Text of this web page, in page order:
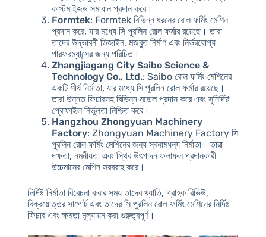
কাস্টমাইজড সমাধান প্রদান করে।
Formtek: Formtek বিভিন্ন ধরনের রোল ফর্মিং মেশিন
প্রদান করে, যার মধ্যে সি পুরলিন রোল ফর্মার রয়েছে। তারা
তাদের উদ্ভাবনী ডিজাইন, মজবুত নির্মাণ এবং নির্ভরযোগ্য
পারফরম্যান্সের জন্য পরিচিত।
Zhangjiagang City Saibo Science &
Technology Co., Ltd.: Saibo রোল ফর্মিং মেশিনের
একটি শীর্ষ নির্মাতা, যার মধ্যে সি পুরলিন রোল ফর্মার রয়েছে।
তারা উন্নত ফিচারসহ বিভিন্ন মডেল প্রদান করে এবং সুনির্দিষ্ট
প্রোফাইল নির্ভুলতা নিশ্চিত করে।
Hangzhou Zhongyuan Machinery
Factory: Zhongyuan Machinery Factory সি
পুরলিন রোল ফর্মিং মেশিনের জন্য স্বনামধন্য নির্মাতা। তারা
দক্ষতা, নমনীয়তা এবং স্থির উৎপাদন ফলাফল প্রদানকারী
উচ্চমানের মেশিন সরবরাহ করে।
নির্দিষ্ট নির্মাতা বিবেচনা করার সময় তাদের খ্যাতি, গ্রাহক রিভিউ,
বিক্রয়োত্তর সাপোর্ট এবং তাদের সি পুরলিন রোল ফর্মিং মেশিনের নির্দিষ্ট
ফিচার এবং ক্ষমতা মূল্যায়ন করা গুরুত্বপূর্ণ।